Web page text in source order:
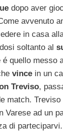
dopo aver
avvenuto
in casa
soltanto al
quello messo
vince in un
Treviso,
match. Treviso
Varese ad un
di parteciparvi.